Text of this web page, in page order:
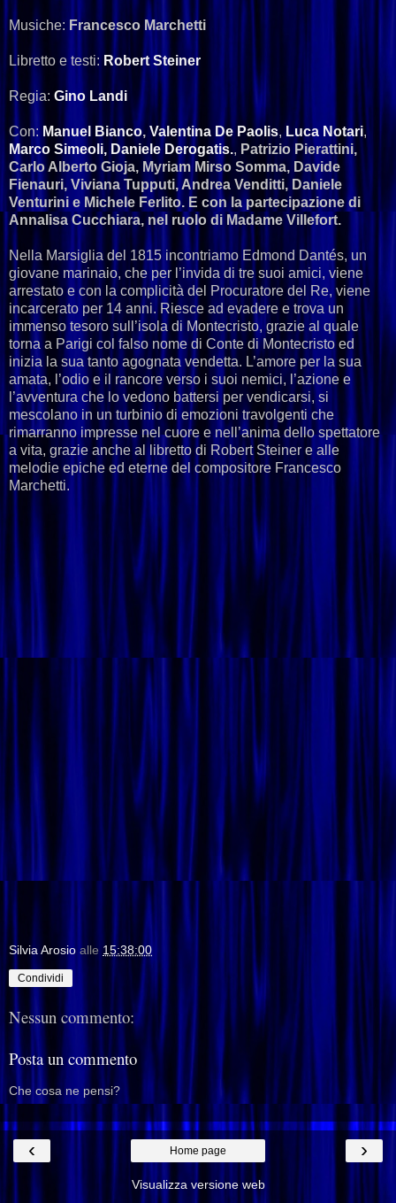
Musiche: Francesco Marchetti
Libretto e testi: Robert Steiner
Regia: Gino Landi
Con: Manuel Bianco, Valentina De Paolis, Luca Notari,
Marco Simeoli, Daniele Derogatis., Patrizio Pierattini,
Carlo Alberto Gioja, Myriam Mirso Somma, Davide
Fienauri, Viviana Tupputi, Andrea Venditti, Daniele
Venturini e Michele Ferlito. E con la partecipazione di
Annalisa Cucchiara, nel ruolo di Madame Villefort.
Nella Marsiglia del 1815 incontriamo Edmond Dantés, un
giovane marinaio, che per l’invida di tre suoi amici, viene
arrestato e con la complicità del Procuratore del Re, viene
incarcerato per 14 anni. Riesce ad evadere e trova un
immenso tesoro sull’isola di Montecristo, grazie al quale
torna a Parigi col falso nome di Conte di Montecristo ed
inizia la sua tanto agognata vendetta. L’amore per la sua
amata, l’odio e il rancore verso i suoi nemici, l’azione e
l’avventura che lo vedono battersi per vendicarsi, si
mescolano in un turbinio di emozioni travolgenti che
rimarranno impresse nel cuore e nell’anima dello spettatore
a vita, grazie anche al libretto di Robert Steiner e alle
melodie epiche ed eterne del compositore Francesco
Marchetti.
Silvia Arosio alle 15:38:00
Condividi
Nessun commento:
Posta un commento
Che cosa ne pensi?
‹ ›
Home page
Visualizza versione web